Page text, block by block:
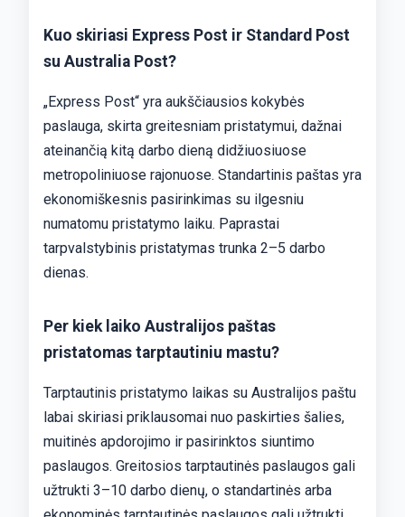
Kuo skiriasi Express Post ir Standard Post
su Australia Post?
„Express Post“ yra aukščiausios kokybės
paslauga, skirta greitesniam pristatymui, dažnai
ateinančią kitą darbo dieną didžiuosiuose
metropoliniuose rajonuose. Standartinis paštas yra
ekonomiškesnis pasirinkimas su ilgesniu
numatomu pristatymo laiku. Paprastai
tarpvalstybinis pristatymas trunka 2–5 darbo
dienas.
Per kiek laiko Australijos paštas
pristatomas tarptautiniu mastu?
Tarptautinis pristatymo laikas su Australijos paštu
labai skiriasi priklausomai nuo paskirties šalies,
muitinės apdorojimo ir pasirinktos siuntimo
paslaugos. Greitosios tarptautinės paslaugos gali
užtrukti 3–10 darbo dienų, o standartinės arba